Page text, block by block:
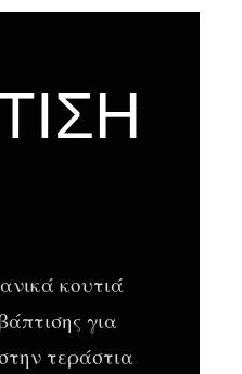
κουτιά
για
τεράστια